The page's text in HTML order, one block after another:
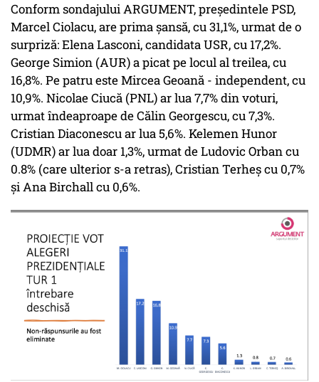
Conform sondajului ARGUMENT, președintele PSD,
Marcel Ciolacu, are prima șansă, cu 31,1%, urmat de o
surpriză: Elena Lasconi, candidata USR, cu 17,2%.
George Simion (AUR) a picat pe locul al treilea, cu
16,8%. Pe patru este Mircea Geoană - independent, cu
10,9%. Nicolae Ciucă (PNL) ar lua 7,7% din voturi,
urmat îndeaproape de Călin Georgescu, cu 7,3%.
Cristian Diaconescu ar lua 5,6%. Kelemen Hunor
(UDMR) ar lua doar 1,3%, urmat de Ludovic Orban cu
0.8% (care ulterior s-a retras), Cristian Terheș cu 0,7%
și Ana Birchall cu 0,6%.